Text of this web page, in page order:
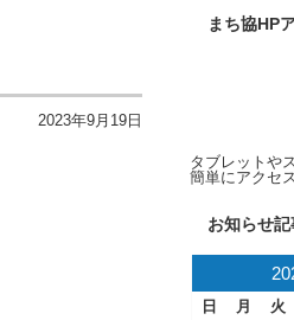
2023年9月19日
まち協HP
タブレットや
簡単にアクセ
お知らせ
日 月 火